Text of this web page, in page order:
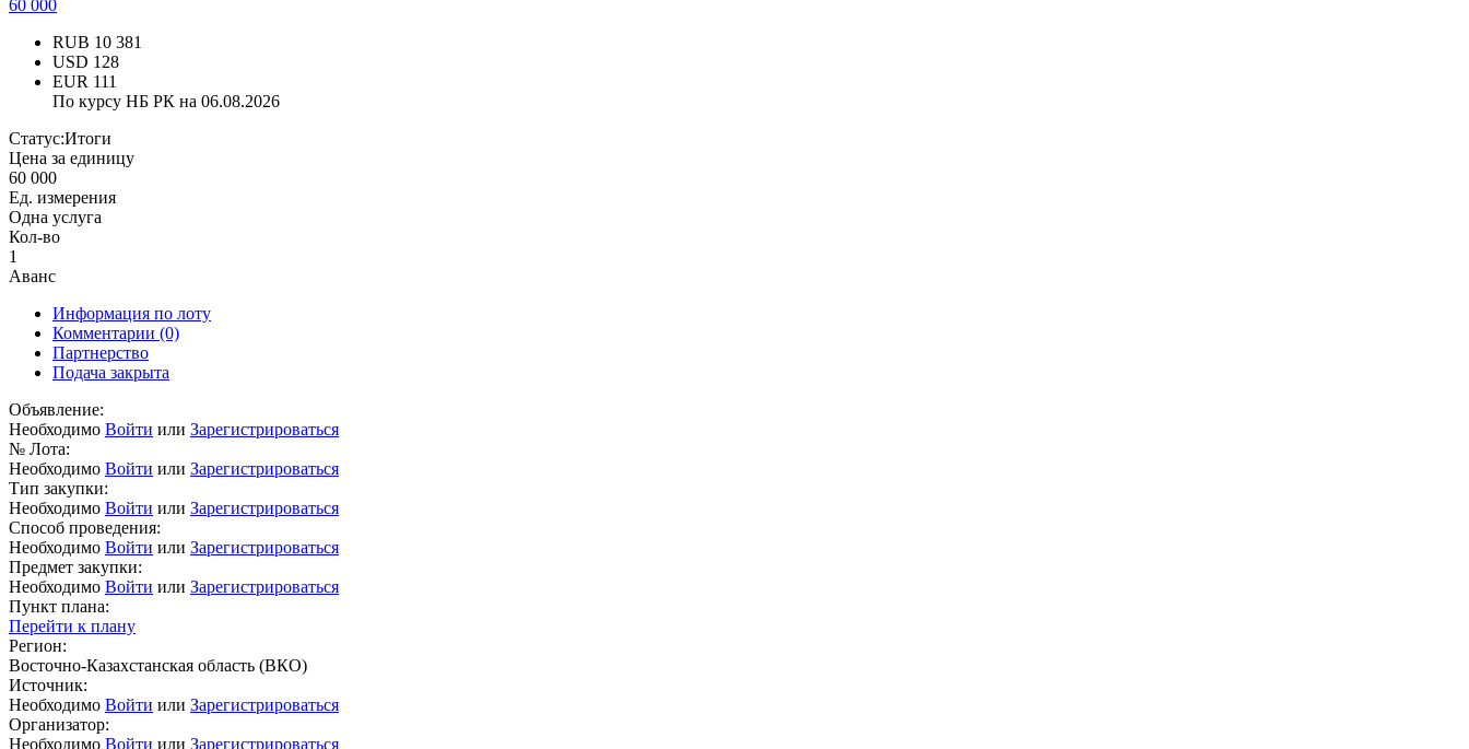
60 000
RUB 10 381
USD 128
EUR 111
По курсу НБ РК на 06.08.2026
Статус:Итоги
Цена за единицу
60 000
Ед. измерения
Одна услуга
Кол-во
1
Аванс
Информация по лоту
Комментарии (0)
Партнерство
Подача закрыта
Объявление:
Необходимо Войти или Зарегистрироваться
№ Лота:
Необходимо Войти или Зарегистрироваться
Тип закупки:
Необходимо Войти или Зарегистрироваться
Способ проведения:
Необходимо Войти или Зарегистрироваться
Предмет закупки:
Необходимо Войти или Зарегистрироваться
Пункт плана:
Перейти к плану
Регион:
Восточно-Казахстанская область (ВКО)
Источник:
Необходимо Войти или Зарегистрироваться
Организатор:
Необходимо Войти или Зарегистрироваться